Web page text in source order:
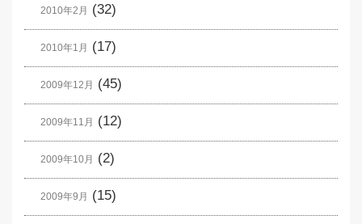
2010年2月 (32)
2010年1月 (17)
2009年12月 (45)
2009年11月 (12)
2009年10月 (2)
2009年9月 (15)